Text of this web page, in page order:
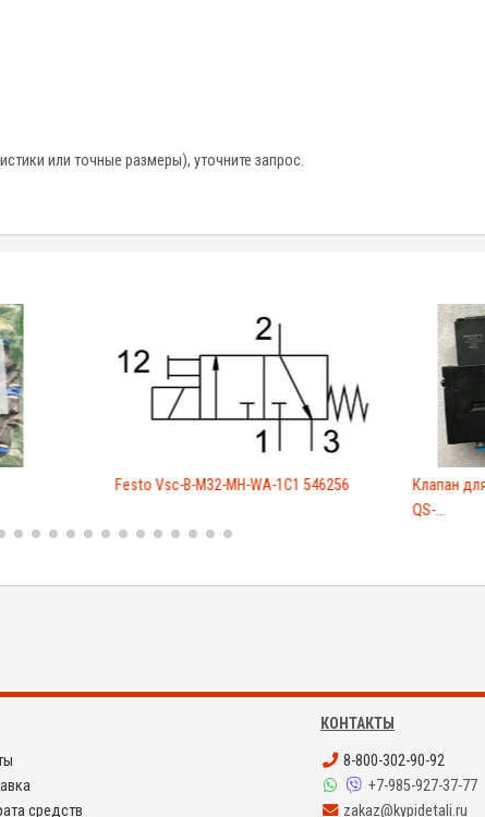
или точные размеры), уточните запрос.
Festo Vsc-B-M32-MH-WA-1C1 546256
Клапан
QS-...
средств
КОНТАКТЫ
8-800-302-90-92
+7-985-927-37-77
zakaz@kypidetali.ru